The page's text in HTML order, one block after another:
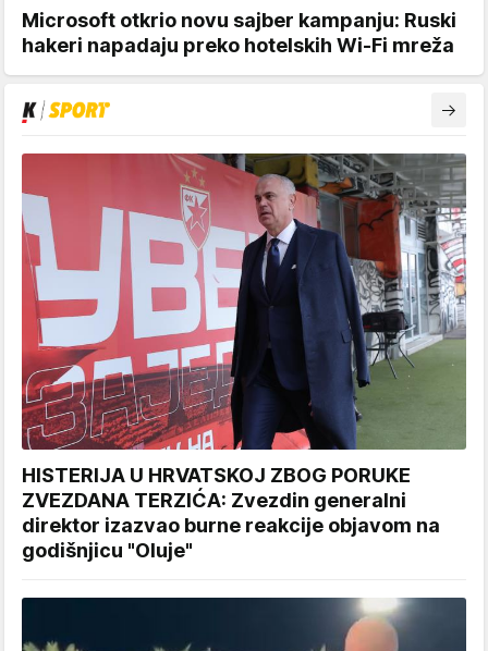
Microsoft otkrio novu sajber kampanju: Ruski
hakeri napadaju preko hotelskih Wi-Fi mreža
HISTERIJA U HRVATSKOJ ZBOG PORUKE
ZVEZDANA TERZIĆA: Zvezdin generalni
direktor izazvao burne reakcije objavom na
godišnjicu "Oluje"